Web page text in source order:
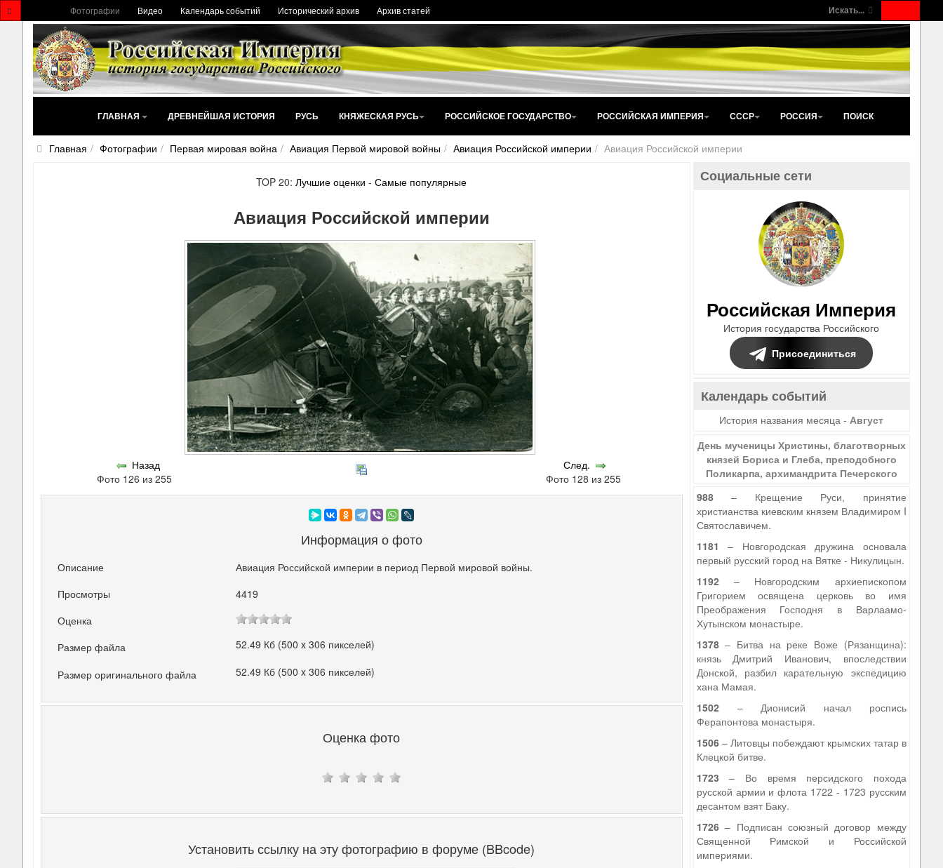
Искать...
Фотографии Видео Календарь событий Исторический архив Архив статей
ГЛАВНАЯ ДРЕВНЕЙШАЯ ИСТОРИЯ РУСЬ КНЯЖЕСКАЯ РУСЬ РОССИЙСКОЕ ГОСУДАРСТВО РОССИЙСКАЯ ИМПЕРИЯ СССР РОССИЯ ПОИСК
Главная Фотографии Первая мировая война Авиация Первой мировой войны Авиация Российской империи Авиация Российской империи
TOP 20:Лучшие оценки -Самые популярные
Авиация Российской империи
Назад
Фото 126 из 255
След.
Фото 128 из 255
Информация о фото
Описание
Авиация Российской империи в период Первой мировой войны.
Просмотры
4419
Оценка
Размер файла
52.49 Кб (500 x 306 пикселей)
Размер оригинального файла 52.49 Кб (500 x 306 пикселей)
Оценка фото
Установить ссылку на эту фотографию в форуме (BBcode)
Социальные сети
Российская Империя
История государства Российского
Присоединиться
Календарь событий
История названия месяца -Август
День мученицы Христины, благотворных
князей Бориса и Глеба, преподобного
Поликарпа, архимандрита Печерского
988– Крещение Руси, принятие
христианства киевским князем Владимиром I
Святославичем.
1181 – Новгородская дружина основала
первый русский город на Вятке - Никулицын.
1192– Новгородским архиепископом
Григорием освящена церковь во имя
Преображения Господня в Варлаамо-
Хутынском монастыре.
1378– Битва на реке Воже (Рязанщина):
князь Дмитрий Иванович, впоследствии
Донской, разбил карательную экспедицию
хана Мамая.
1502– Дионисий начал роспись
Ферапонтова монастыря.
1506– Литовцы побеждают крымских татар в
Клецкой битве.
1723 – Во время персидского похода
русской армии и флота 1722 - 1723 русским
десантом взят Баку.
1726– Подписан союзный договор между
Священной Римской и Российской
империями.